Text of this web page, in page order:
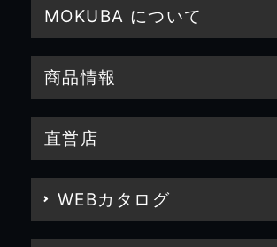
MOKUBA について
商品情報
直営店
WEBカタログ